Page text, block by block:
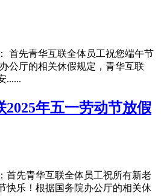
首先青华互联全体员工祝您端午节
公厅的相关休假规定，青华互联
......
2025年五一劳动节放假
首先青华互联全体员工祝所有新老
快乐！根据国务院办公厅的相关休